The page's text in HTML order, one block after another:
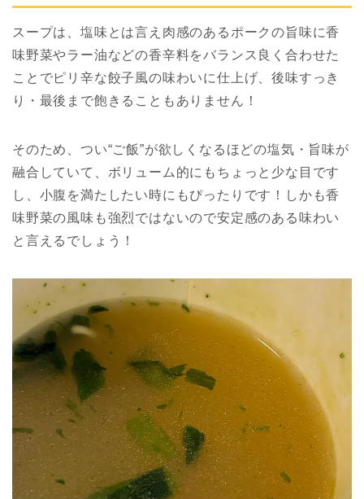
スープは、塩味とは言え肉感のあるポークの旨味に香
味野菜やラー油などの香辛料をバランス良く合わせた
ことでピリ辛な餃子風の味わいに仕上げ、後味すっき
り・最後まで飽きることもありません！
そのため、つい“ご飯”が欲しくなるほどの塩気・旨味が
融合していて、ボリューム的にもちょっと少な目です
し、小腹を満たしたい時にもぴったりです！しかも香
味野菜の風味も強烈ではないので安定感のある味わい
と言えるでしょう！